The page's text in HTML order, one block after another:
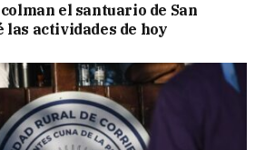
el santuario de San
las actividades de hoy